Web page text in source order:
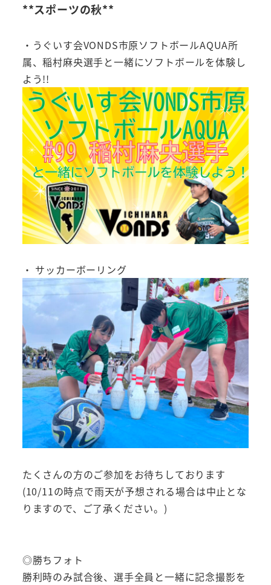
**スポーツの秋**
・うぐいす会VONDS市原ソフトボールAQUA所
属、稲村麻央選手と一緒にソフトボールを体験し
よう!!
・ サッカーボーリング
たくさんの方のご参加をお待ちしております
(10/11の時点で雨天が予想される場合は中止とな
りますので、ご了承ください。)
◎勝ちフォト
勝利時のみ試合後、選手全員と一緒に記念撮影を